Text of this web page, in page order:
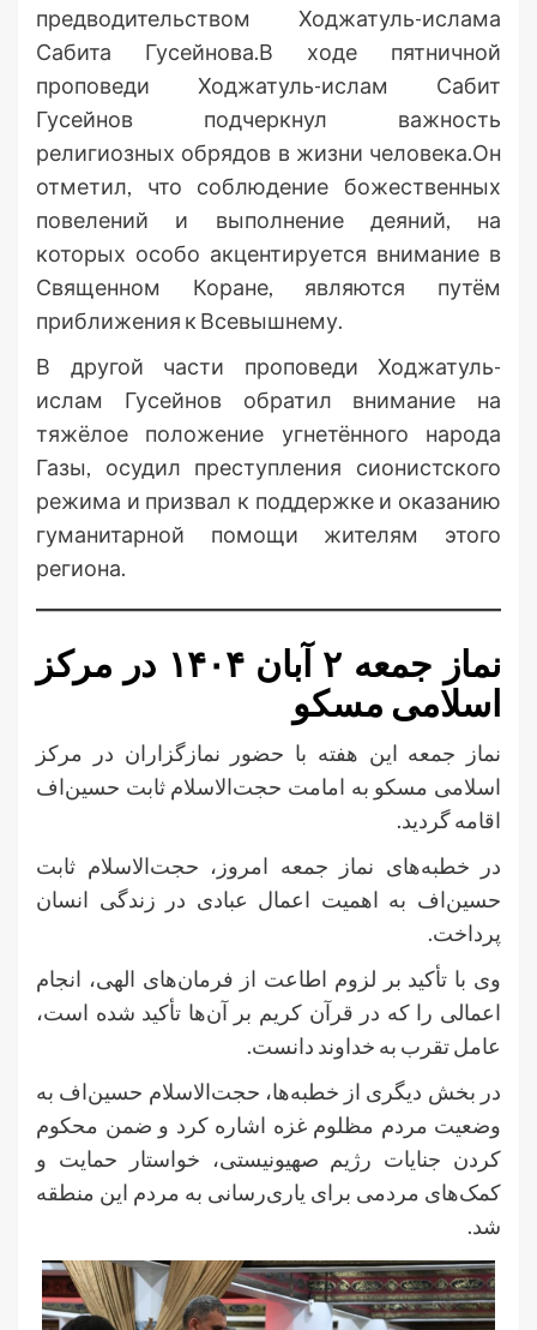
предводительством Ходжатуль-ислама
Сабита Гусейнова.В ходе пятничной
проповеди Ходжатуль-ислам Сабит
Гусейнов подчеркнул важность
религиозных обрядов в жизни человека.Он
отметил, что соблюдение божественных
повелений и выполнение деяний, на
которых особо акцентируется внимание в
Священном Коране, являются путём
приближения к Всевышнему.
В другой части проповеди Ходжатуль-
ислам Гусейнов обратил внимание на
тяжёлое положение угнетённого народа
Газы, осудил преступления сионистского
режима и призвал к поддержке и оказанию
гуманитарной помощи жителям этого
региона.
نماز جمعه ۲ آبان ۱۴۰۴ در مرکز
اسلامی مسکو
نماز جمعه این هفته با حضور نمازگزاران در مرکز
اسلامی مسکو به امامت حجت‌الاسلام ثابت حسین‌اف
اقامه گردید.
در خطبه‌های نماز جمعه امروز، حجت‌الاسلام ثابت
حسین‌اف به اهمیت اعمال عبادی در زندگی انسان
پرداخت.
وی با تأکید بر لزوم اطاعت از فرمان‌های الهی، انجام
اعمالی را که در قرآن کریم بر آن‌ها تأکید شده است،
عامل تقرب به خداوند دانست.
در بخش دیگری از خطبه‌ها، حجت‌الاسلام حسین‌اف به
وضعیت مردم مظلوم غزه اشاره کرد و ضمن محکوم
کردن جنایات رژیم صهیونیستی، خواستار حمایت و
کمک‌های مردمی برای یاری‌رسانی به مردم این منطقه
شد.